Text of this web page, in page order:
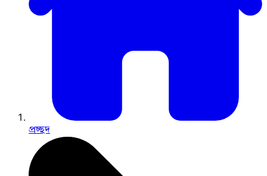
প্রচ্ছদ